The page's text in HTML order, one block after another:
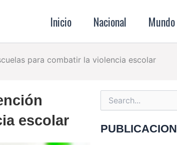
Inicio Nacional Mundo
para combatir la violencia escolar
escolar
Search
for: